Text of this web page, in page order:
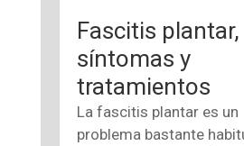
Fascitis plantar,
síntomas y
tratamientos
La fascitis plantar es un
problema bastante